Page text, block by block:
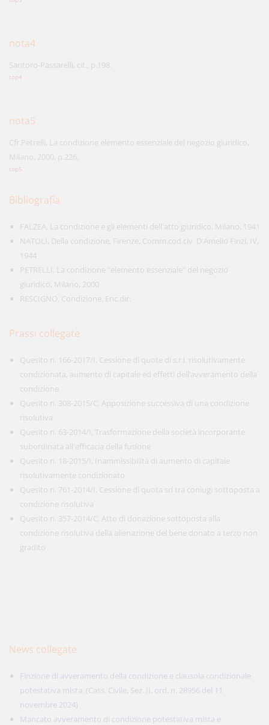
nota4
Santoro-Passarelli, cit., p.198.
top4
nota5
Cfr.Petrelli, La condizione elemento essenziale del negozio giuridico,
Milano, 2000, p.226.
top5
Bibliografia
FALZEA, La condizione e gli elementi dell'atto giuridico, Milano, 1941
NATOLI, Della condizione, Firenze, Comm.cod.civ. D'Amelio Finzi, IV,
1944
PETRELLI, La condizione "elemento essenziale" del negozio
giuridico, Milano, 2000
RESCIGNO, Condizione, Enc.dir.
Prassi collegate
Quesito n. 166-2017/I, Cessione di quote di s.r.l. risolutivamente
condizionata, aumento di capitale ed effetti dell’avveramento della
condizione
Quesito n. 308-2015/C, Apposizione successiva di una condizione
risolutiva
Quesito n. 63-2014/I, Trasformazione della società incorporante
subordinata all'efficacia della fusione
Quesito n. 18-2015/I, Inammissibilità di aumento di capitale
risolutivamente condizionato
Quesito n. 761-2014/I, Cessione di quota srl tra coniugi sottoposta a
condizione risolutiva
Quesito n. 357-2014/C, Atto di donazione sottoposta alla
condizione risolutiva della alienazione del bene donato a terzo non
gradito
News collegate
Finzione di avveramento della condizione e clausola condizionale
potestativa mista. (Cass. Civile, Sez. II, ord. n. 28956 del 11
novembre 2024)
Mancato avveramento di condizione potestativa mista e